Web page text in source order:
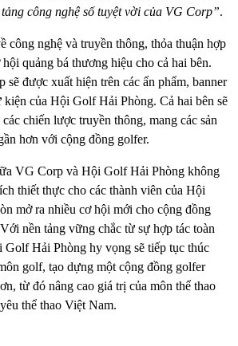
công nghệ số tuyệt vời của VG Corp”.
công nghệ và truyền thông, thỏa thuận hợp
quảng bá thương hiệu cho cả hai bên.
được xuất hiện trên các ấn phẩm, banner
kiện của Hội Golf Hải Phòng. Cả hai bên sẽ
chiến lược truyền thông, mang các sản
hơn với cộng đồng golfer.
VG Corp và Hội Golf Hải Phòng không
thiết thực cho các thành viên của Hội
mở ra nhiều cơ hội mới cho cộng đồng
nền tảng vững chắc từ sự hợp tác toàn
Hải Phòng hy vọng sẽ tiếp tục thúc
golf, tạo dựng một cộng đồng golfer
từ đó nâng cao giá trị của môn thể thao
thể thao Việt Nam.